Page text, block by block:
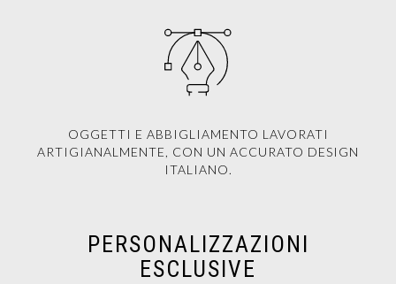
OGGETTI E ABBIGLIAMENTO LAVORATI
ARTIGIANALMENTE, CON UN ACCURATO DESIGN
ITALIANO.
PERSONALIZZAZIONI
ESCLUSIVE